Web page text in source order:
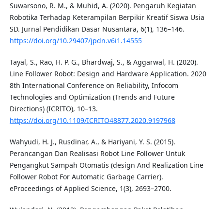
Suwarsono, R. M., & Muhid, A. (2020). Pengaruh Kegiatan
Robotika Terhadap Keterampilan Berpikir Kreatif Siswa Usia
SD. Jurnal Pendidikan Dasar Nusantara, 6(1), 136–146.
https://doi.org/10.29407/jpdn.v6i1.14555
Tayal, S., Rao, H. P. G., Bhardwaj, S., & Aggarwal, H. (2020).
Line Follower Robot: Design and Hardware Application. 2020
8th International Conference on Reliability, Infocom
Technologies and Optimization (Trends and Future
Directions) (ICRITO), 10–13.
https://doi.org/10.1109/ICRITO48877.2020.9197968
Wahyudi, H. J., Rusdinar, A., & Hariyani, Y. S. (2015).
Perancangan Dan Realisasi Robot Line Follower Untuk
Pengangkut Sampah Otomatis (design And Realization Line
Follower Robot For Automatic Garbage Carrier).
eProceedings of Applied Science, 1(3), 2693–2700.